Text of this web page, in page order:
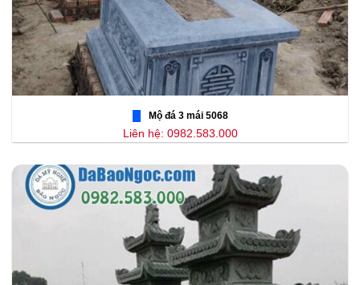
Mộ đá 3 mái 5068
Liên hệ: 0982.583.000